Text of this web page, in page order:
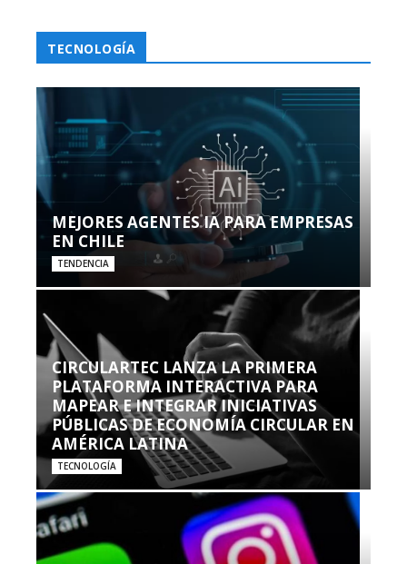
TECNOLOGÍA
MEJORES AGENTES IA PARA EMPRESAS
EN CHILE
TENDENCIA
CIRCULARTEC LANZA LA PRIMERA
PLATAFORMA INTERACTIVA PARA
MAPEAR E INTEGRAR INICIATIVAS
PÚBLICAS DE ECONOMÍA CIRCULAR EN
AMÉRICA LATINA
TECNOLOGÍA